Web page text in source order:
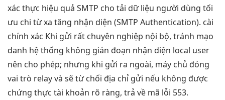
xác thực hiệu quả SMTP cho tải dữ liệu người dùng tối
ưu chi từ xa tăng nhận diện (SMTP Authentication). cài
chính xác Khi gửi rất chuyên nghiệp nội bộ, tránh mạo
danh hệ thống không gián đoạn nhận diện local user
nên cho phép; nhưng khi gửi ra ngoài, máy chủ đóng
vai trò relay và sẽ từ chối địa chỉ gửi nếu không được
chứng thực tài khoản rõ ràng, trả về mã lỗi 553.